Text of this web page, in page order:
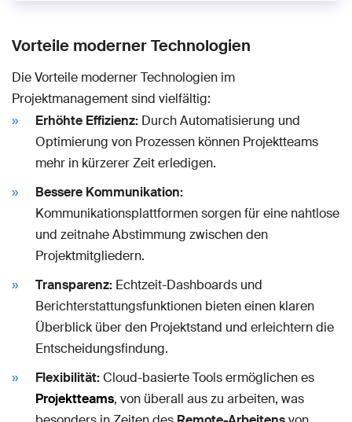
Vorteile moderner Technologien
Die Vorteile moderner Technologien im
Projektmanagement sind vielfältig:
Erhöhte Effizienz: Durch Automatisierung und
Optimierung von Prozessen können Projektteams
mehr in kürzerer Zeit erledigen.
Bessere Kommunikation:
Kommunikationsplattformen sorgen für eine nahtlose
und zeitnahe Abstimmung zwischen den
Projektmitgliedern.
Transparenz: Echtzeit-Dashboards und
Berichterstattungsfunktionen bieten einen klaren
Überblick über den Projektstand und erleichtern die
Entscheidungsfindung.
Flexibilität:Cloud-basierte Tools ermöglichen es
Projektteams, von überall aus zu arbeiten, was